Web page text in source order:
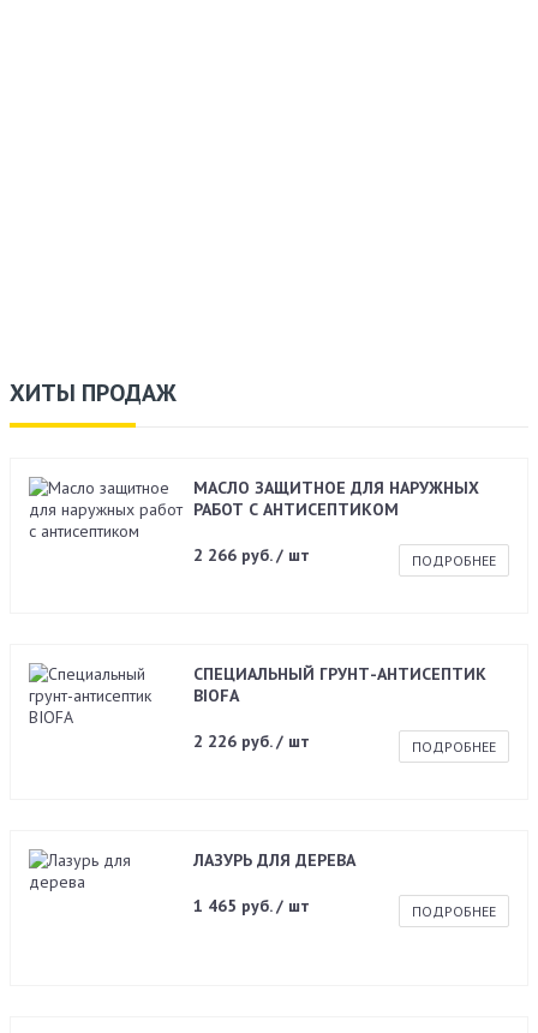
ХИТЫ ПРОДАЖ
МАСЛО ЗАЩИТНОЕ ДЛЯ НАРУЖНЫХ
РАБОТ С АНТИСЕПТИКОМ
2 266 руб. / шт ПОДРОБНЕЕ
СПЕЦИАЛЬНЫЙ ГРУНТ-АНТИСЕПТИК
BIOFA
2 226 руб. / шт ПОДРОБНЕЕ
ЛАЗУРЬ ДЛЯ ДЕРЕВА
1 465 руб. / шт ПОДРОБНЕЕ